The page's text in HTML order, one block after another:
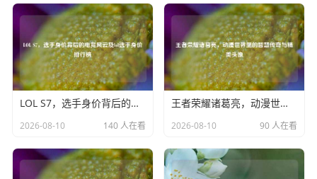
PUBG时装更新还巧妙地与游戏的各种活动相结合，在特定
的节日期间推出节日主题时装，让玩家们在享受游戏乐趣的
同时，也能感受到浓厚的节日氛围；或者通过与知名品牌、
动漫等进行联动，推出具有独特纪念意义的时装，为玩家们
带来更多惊喜与收藏价值，这些联动时装往往成为玩家们竞
相追逐的热门单品,进一步提升了游戏的吸引力和话题度。
PUBG时装更新已经成为游戏不可或缺的一部分，它为玩家
们打造了一个丰富多彩的时尚舞台，让大家在紧张刺激的战
斗之余，能够尽情展现自己的时尚品味和个性魅力，随着时
LOL S7，选手身价背后的电竞风云及lol选手身价排行榜
2026-08-10 140 人在看
王者荣耀诸葛亮，动漫世界里的智慧传奇与精美头像
2026-08-10 90 人在看